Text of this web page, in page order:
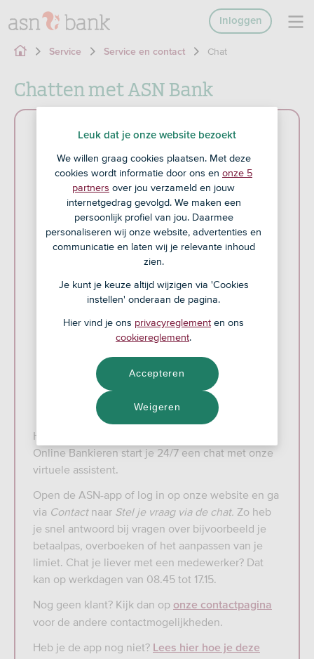
Inloggen
Service Service en contact Chat
Chatten met ASN Bank
Heb je een vraag? In de ASN-app en in ASN
Online Bankieren start je 24/7 een chat met onze
virtuele assistent.
Open de ASN-app of log in op onze website en ga
via Contact naar Stel je vraag via de chat. Zo heb
je snel antwoord bij vragen over bijvoorbeeld je
betaalpas, overboeken of het aanpassen van je
limiet. Chat je liever met een medewerker? Dat
kan op werkdagen van 08.45 tot 17.15.
Nog geen klant? Kijk dan op onze contactpagina
voor de andere contactmogelijkheden.
Heb je de app nog niet? Lees hier hoe je deze
Leuk dat je onze website bezoekt
We willen graag cookies plaatsen. Met deze
cookies wordt informatie door ons en onze 5
partners over jou verzameld en jouw
internetgedrag gevolgd. We maken een
persoonlijk profiel van jou. Daarmee
personaliseren wij onze website, advertenties en
communicatie en laten wij je relevante inhoud
zien.
Je kunt je keuze altijd wijzigen via 'Cookies
instellen' onderaan de pagina.
Hier vind je ons privacyreglement en ons
cookiereglement.
Weigeren
Accepteren